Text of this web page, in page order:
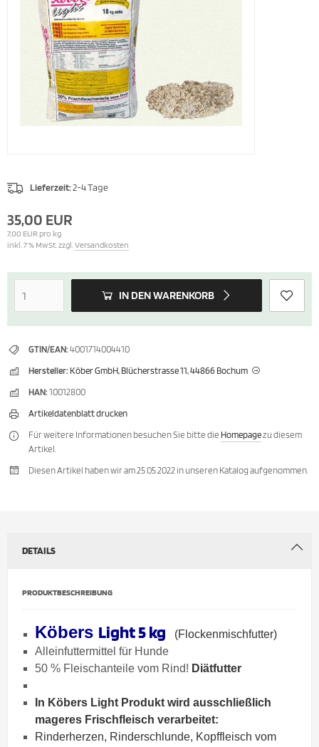
Lieferzeit:2-4 Tage
35,00 EUR
7,00 EUR pro kg
inkl. 7 % MwSt. zzgl.Versandkosten
IN DEN WARENKORB
GTIN/EAN: 4001714004410
Hersteller: Köber GmbH, Blücherstrasse 11, 44866 Bochum
HAN: 10012800
Artikeldatenblatt drucken
Für weitere Informationen besuchen Sie bitte die Homepagezu diesem
Artikel.
Diesen Artikel haben wir am 25.05.2022 in unseren Katalog aufgenommen.
DETAILS
PRODUKTBESCHREIBUNG
Köbers Light 5 kg
(Flockenmischfutter)
Alleinfuttermittel für Hunde
50 % Fleischanteile vom Rind! Diätfutter
In Köbers Light Produkt wird ausschließlich
mageres Frischfleisch verarbeitet:
Rinderherzen, Rinderschlunde, Kopffleisch vom